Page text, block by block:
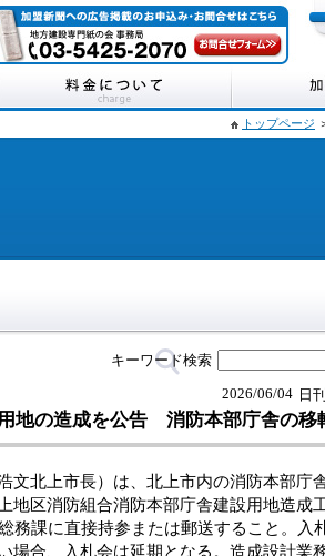
トップページ
キーワード検索
日
2026/06/04
地の造成を公告 消防本部庁舎の移
北上市長）は、北上市内の消防本部庁
地区消防組合消防本部庁舎建設用地造成
務課に直接持参または郵送すること。入
場合、入札会は延期となる。造成設計業